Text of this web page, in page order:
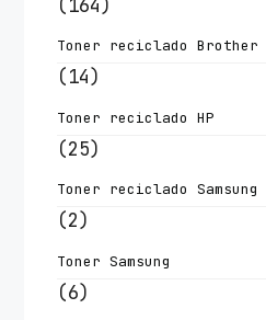
(164)
Toner reciclado Brother
(14)
Toner reciclado HP
(25)
Toner reciclado Samsung
(2)
Toner Samsung
(6)